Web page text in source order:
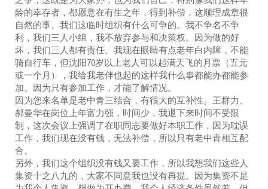
龄的幸存者，都愿意在有生之年，得到补偿，这顺理成章很
自然的事。我们这临时组织有什么可争的。我不争名不争
利，我们三人小组，我不放弃参与和决策权。因为做的好
坏，我们三人都有责任。我现在眼睛有点老年白内障，不能
骑自行车，但沈阳70岁以上老人可以起满天飞的月票（五元
或一个月），我给我老伴也起的这样我什么事都能办都能参
加。因为只有参加工作，才能了解情况。
因为您来名单是老中青三结合，有很大的互补性。王群力、
郝曼华在岗位上年富力强，时间少，我退下来时间不受限
制，这次会议上强调了在职同志要做好本职工作，因为耽误
工作，我们现在没有钱，无法补偿，所以只有老中青相互配
合。
另外，我们这个组织没有钱又要工作，所以我想我们这些人
集资十之八九的，大家不同意我也没有再提。因为集资不是